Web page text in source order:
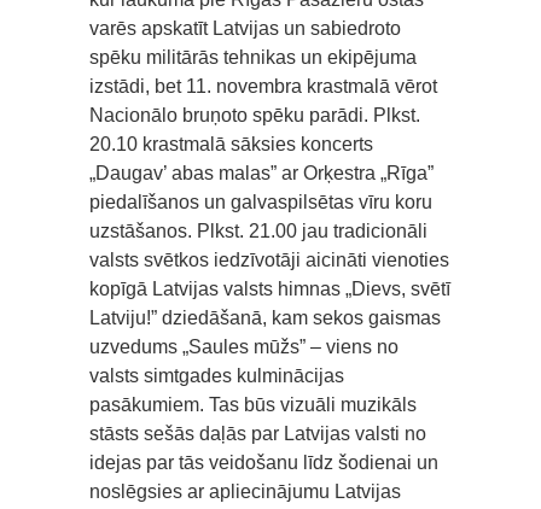
varēs apskatīt Latvijas un sabiedroto
spēku militārās tehnikas un ekipējuma
izstādi, bet 11. novembra krastmalā vērot
Nacionālo bruņoto spēku parādi. Plkst.
20.10 krastmalā sāksies koncerts
„Daugav’ abas malas” ar Orķestra „Rīga”
piedalīšanos un galvaspilsētas vīru koru
uzstāšanos. Plkst. 21.00 jau tradicionāli
valsts svētkos iedzīvotāji aicināti vienoties
kopīgā Latvijas valsts himnas „Dievs, svētī
Latviju!” dziedāšanā, kam sekos gaismas
uzvedums „Saules mūžs” – viens no
valsts simtgades kulminācijas
pasākumiem. Tas būs vizuāli muzikāls
stāsts sešās daļās par Latvijas valsti no
idejas par tās veidošanu līdz šodienai un
noslēgsies ar apliecinājumu Latvijas